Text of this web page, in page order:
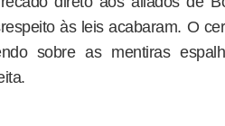
às leis acabaram. O
sobre as mentiras